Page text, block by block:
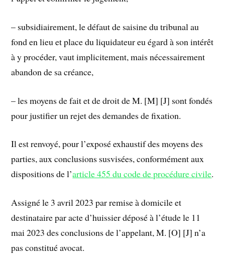
– subsidiairement, le défaut de saisine du tribunal au
fond en lieu et place du liquidateur eu égard à son intérêt
à y procéder, vaut implicitement, mais nécessairement
abandon de sa créance,
– les moyens de fait et de droit de M. [M] [J] sont fondés
pour justifier un rejet des demandes de fixation.
Il est renvoyé, pour l’exposé exhaustif des moyens des
parties, aux conclusions susvisées, conformément aux
dispositions de l’article 455 du code de procédure civile.
Assigné le 3 avril 2023 par remise à domicile et
destinataire par acte d’huissier déposé à l’étude le 11
mai 2023 des conclusions de l’appelant, M. [O] [J] n’a
pas constitué avocat.